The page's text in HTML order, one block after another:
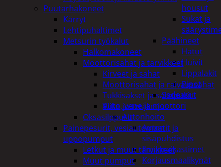
housut
Sukat ja
Päähineet
Hatut
Huivit
Lippalakit
Pipot
Sadeasut
Auto, vene ja moottori
Autonhoito
Auton
sisäpuhdistus
Ilmanraikastimet
Korjausmaalikynät
Puutarhakoneet
Kärryt
Lehtipuhaltimet
Metsurin työkalut
Halkomakoneet
Moottorisahat ja tarvikkeet
Kirveet ja sahat
Moottorisahat ja raivaussahat
Tukkisakset ja sahapukit
Viilat ja teräketjut
Oksasilppurit
Painepesurit, vesiautomaatit ja
uppopumput
Letkut ja muut tarvikkeet
Muut pumput